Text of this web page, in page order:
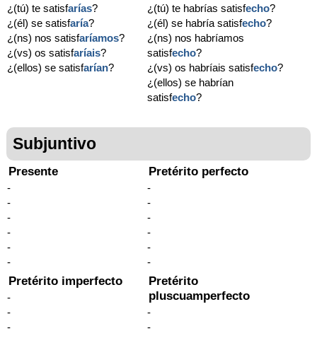
¿(tú) te satisfarías?
¿(él) se satisfaría?
¿(ns) nos satisfaríamos?
¿(vs) os satisfaríais?
¿(ellos) se satisfarían?
¿(tú) te habrías satisfecho?
¿(él) se habría satisfecho?
¿(ns) nos habríamos
satisfecho?
¿(vs) os habríais satisfecho?
¿(ellos) se habrían
satisfecho?
Subjuntivo
Presente
-
-
-
-
-
-
Pretérito perfecto
-
-
-
-
-
-
Pretérito imperfecto
-
-
-
Pretérito
pluscuamperfecto
-
-